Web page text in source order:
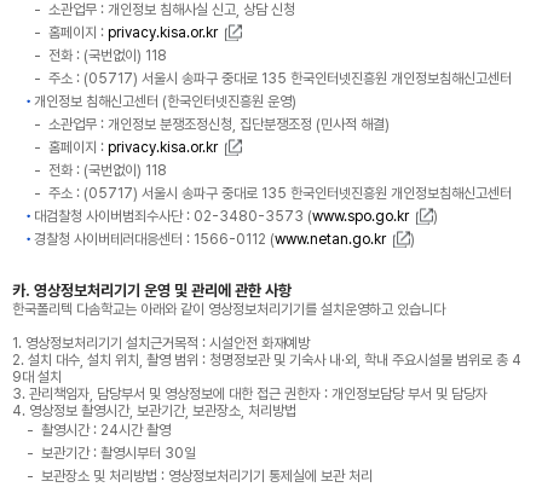
소관업무 : 개인정보 침해사실 신고, 상담 신청
홈페이지 : privacy.kisa.or.kr
전화 : (국번없이) 118
주소 : (05717) 서울시 송파구 중대로 135 한국인터넷진흥원 개인정보침해신고센터
개인정보 침해신고센터 (한국인터넷진흥원 운영)
소관업무 : 개인정보 분쟁조정신청, 집단분쟁조정 (민사적 해결)
홈페이지 : privacy.kisa.or.kr
전화 : (국번없이) 118
주소 : (05717) 서울시 송파구 중대로 135 한국인터넷진흥원 개인정보침해신고센터
대검찰청 사이버범죄수사단 : 02-3480-3573 (www.spo.go.kr
)
경찰청 사이버테러대응센터 : 1566-0112 (www.netan.go.kr )
카. 영상정보처리기기 운영 및 관리에 관한 사항
한국폴리텍 다솜학교는 아래와 같이 영상정보처리기기를 설치운영하고 있습니다
1. 영상정보처리기기 설치근거목적 : 시설안전 화재예방
2. 설치 대수, 설치 위치, 촬영 범위 : 청명정보관 및 기숙사 내·외, 학내 주요시설물 범위로 총 4
9대 설치
3. 관리책임자, 담당부서 및 영상정보에 대한 접근 권한자 : 개인정보담당 부서 및 담당자
4. 영상정보 촬영시간, 보관기간, 보관장소, 처리방법
촬영시간 : 24시간 촬영
보관기간 : 촬영시부터 30일
보관장소 및 처리방법 : 영상정보처리기기 통제실에 보관 처리